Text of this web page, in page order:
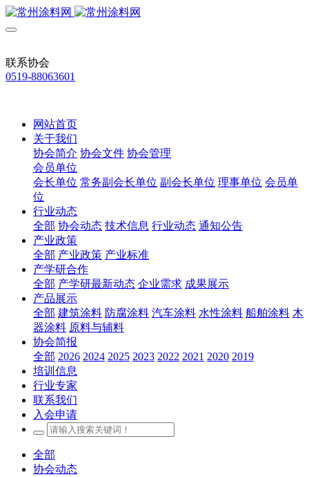
联系协会
0519-88063601
网站首页
关于我们
协会简介 协会文件 协会管理
会员单位
会长单位 常务副会长单位 副会长单位 理事单位 会员单
位
行业动态
全部 协会动态 技术信息 行业动态 通知公告
产业政策
全部 产业政策 产业标准
产学研合作
全部 产学研最新动态 企业需求 成果展示
产品展示
全部 建筑涂料 防腐涂料 汽车涂料 水性涂料 船舶涂料 木
器涂料 原料与辅料
协会简报
全部 2026 2024 2025 2023 2022 2021 2020 2019
培训信息
行业专家
联系我们
入会申请
全部
协会动态